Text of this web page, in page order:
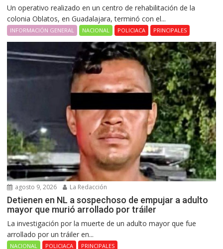
Un operativo realizado en un centro de rehabilitación de la
colonia Oblatos, en Guadalajara, terminó con el...
INFORMACIÓN GENERAL NACIONAL POLICIACA PRINCIPALES
agosto 9, 2026 La Redacción
Detienen en NL a sospechoso de empujar a adulto
mayor que murió arrollado por tráiler
La investigación por la muerte de un adulto mayor que fue
arrollado por un tráiler en...
NACIONAL POLICIACA PRINCIPALES